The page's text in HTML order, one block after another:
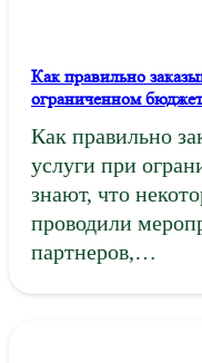
Как правильно
ограниченном
Как правильно
услуги при
знают, что
проводили
партнеров,…